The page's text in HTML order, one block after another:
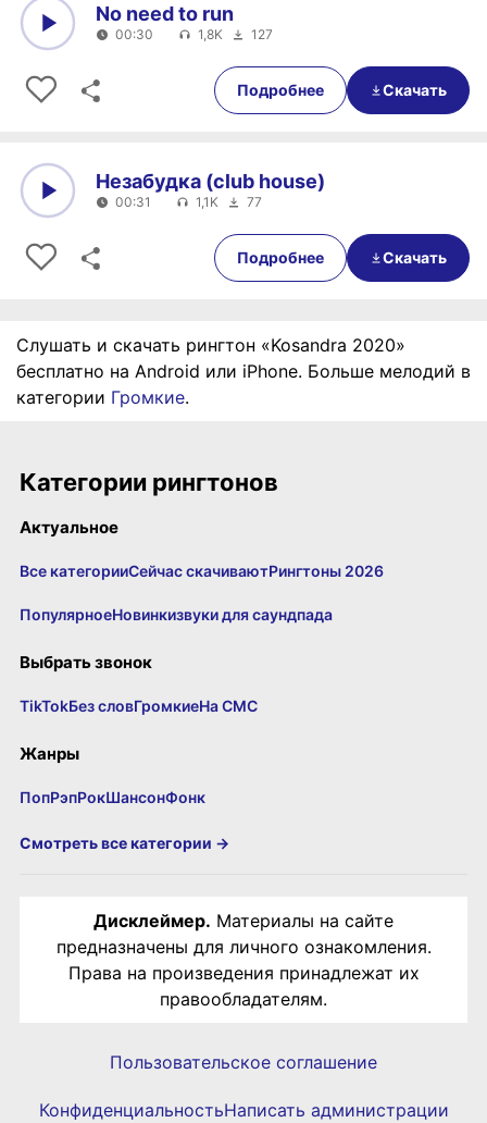
00:30
No need to run
00:30 1,8K 127
Подробнее Скачать
00:31
Незабудка (club house)
00:31 1,1K 77
Подробнее Скачать
Слушать и скачать рингтон «Kosandra 2020»
бесплатно на Android или iPhone. Больше мелодий в
категории Громкие.
Категории рингтонов
Актуальное
Все категорииСейчас скачиваютРингтоны 2026
ПопулярноеНовинкизвуки для саундпада
Выбрать звонок
TikTokБез словГромкиеНа СМС
Жанры
ПопРэпРокШансонФонк
Смотреть все категории →
Дисклеймер. Материалы на сайте
предназначены для личного ознакомления.
Права на произведения принадлежат их
правообладателям.
Пользовательское соглашение
КонфиденциальностьНаписать администрации